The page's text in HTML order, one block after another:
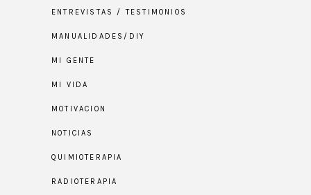
ENTREVISTAS / TESTIMONIOS
MANUALIDADES/DIY
MI GENTE
MI VIDA
MOTIVACION
NOTICIAS
QUIMIOTERAPIA
RADIOTERAPIA